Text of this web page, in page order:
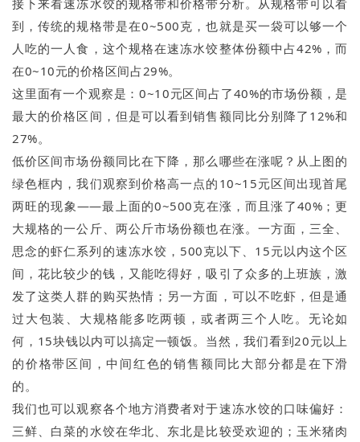
接下来看速冻水饺的规格带和价格带分析。从规格带可以看
到，传统的规格带是在0~500克，也就是买一袋可以够一个
人吃的一人食，这个规格在速冻水饺整体份额中占42%，而
在0~10元的价格区间占29%。
这里面有一个观察是：0~10元区间占了40%的市场份额，是
最大的价格区间，但是可以看到销售额同比分别降了12%和
27%。
低价区间市场份额同比在下降，那么哪些在涨呢？从上图的
绿色框内，我们观察到价格高一点的10~15元区间出现首尾
两旺的现象——最上面的0~500克在涨，而且涨了40%；更
大规格的一公斤、两公斤市场份额也在涨。一方面，三全、
思念的虾仁系列的速冻水饺，500克以下、15元以内这个区
间，花比较少的钱，又能吃得好，吸引了众多的上班族，激
发了这类人群的购买热情；另一方面，可以不吃虾，但是通
过大包装、大规格能多吃两顿，或者两三个人吃。无论如
何，15块钱以内可以搞定一顿饭。当然，我们看到20元以上
的价格带区间，中间红色的销售额同比大部分都是在下滑
的。
我们也可以观察各个地方消费者对于速冻水饺的口味偏好：
三鲜、白菜的水饺在华北、东北是比较受欢迎的；玉米猪肉